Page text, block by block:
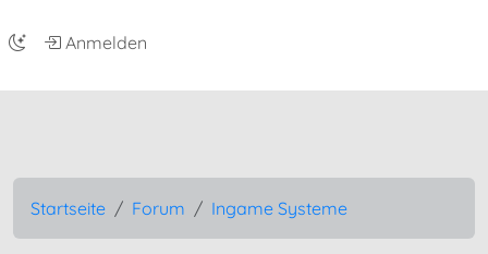
Anmelden
Startseite Forum Ingame Systeme